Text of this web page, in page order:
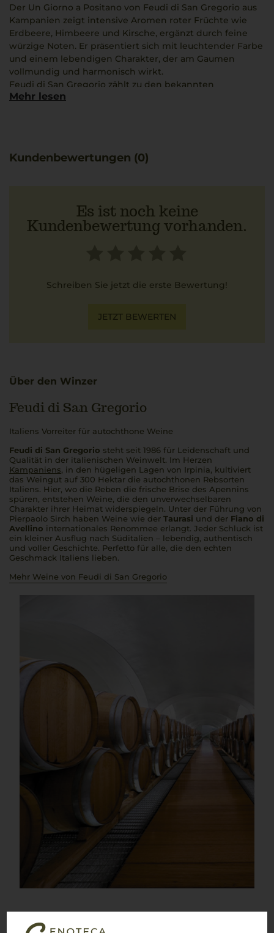
Der Un Giorno a Positano von Feudi di San Gregorio aus
Kampanien zeigt intensive Aromen roter Früchte wie
Erdbeere, Himbeere und Kirsche, ergänzt durch feine
würzige Noten. Er präsentiert sich mit leuchtender Farbe
und einem lebendigen Charakter, der am Gaumen
vollmundig und harmonisch wirkt.
Feudi di San Gregorio zählt zu den bekannten
Weingütern der Region und verbindet moderne
Caprese dar: Tomaten, Mozzarella und Basilikum
Mehr lesen
Kundenbewertungen (0)
Es ist noch keine
Kundenbewertung vorhanden.
Schreiben Sie jetzt die erste Bewertung!
JETZT BEWERTEN
Über den Winzer
Feudi di San Gregorio
Italiens Vorreiter für autochthone Weine
Feudi di San Gregorio steht seit 1986 für Leidenschaft und
Qualität in der italienischen Weinwelt. Im Herzen
Kampaniens, in den hügeligen Lagen von Irpinia, kultiviert
das Weingut auf 300 Hektar die autochthonen Rebsorten
Italiens. Hier, wo die Reben die frische Brise des Apennins
spüren, entstehen Weine, die den unverwechselbaren
Charakter ihrer Heimat widerspiegeln. Unter der Führung von
Pierpaolo Sirch haben Weine wie der Taurasi und der Fiano di
Avellino internationales Renommee erlangt. Jeder Schluck ist
ein kleiner Ausflug nach Süditalien – lebendig, authentisch
und voller Geschichte. Perfetto für alle, die den echten
Geschmack Italiens lieben.
Mehr Weine von Feudi di San Gregorio